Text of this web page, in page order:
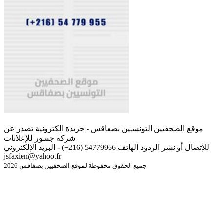
موقع الصحفيين التونسيين بصفاقس - جريدة الكترونية تصدر عن
شركة جسور للإعلانات
للإتصال أو نشر الردود الهاتف 54779966 (216+) - البريد الإلكتروني
jsfaxien@yahoo.fr
جميع الحقوق محفوظة لموقع الصحفيين بصفاقس 2026